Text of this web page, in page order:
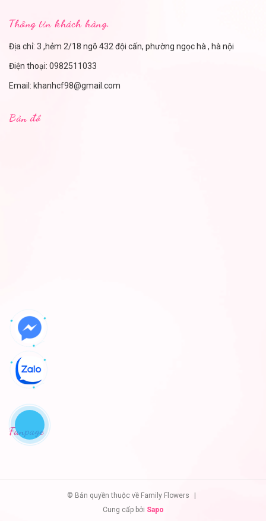
Thông tin khách hàng.
Địa chỉ: 3 ,hẻm 2/18 ngõ 432 đội cấn, phường ngọc hà , hà nội
Điện thoại: 0982511033
Email: khanhcf98@gmail.com
Bản đồ
Fanpage
© Bản quyền thuộc về Family Flowers
|
Cung cấp bởi Sapo